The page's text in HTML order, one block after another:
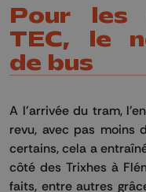
Pour les
TEC, le
de bus
A l'arrivée du tram,
revu, avec pas moins
certains, cela a
côté des Trixhes à
faits, entre autres